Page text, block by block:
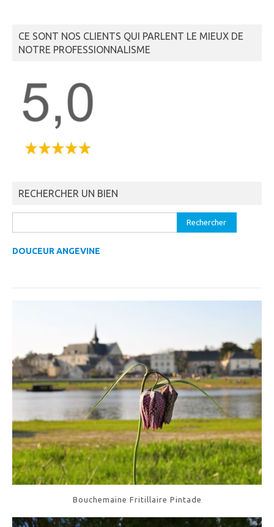
CE SONT NOS CLIENTS QUI PARLENT LE MIEUX DE
NOTRE PROFESSIONNALISME
RECHERCHER UN BIEN
DOUCEUR ANGEVINE
Bouchemaine Fritillaire Pintade